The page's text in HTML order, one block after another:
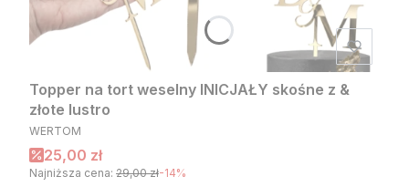
Topper na tort weselny INICJAŁY skośne z &
złote lustro
PRODUCENT
WERTOM
Cena promocyjna
25,00 zł
Najniższa cena: 29,00 zł-14%